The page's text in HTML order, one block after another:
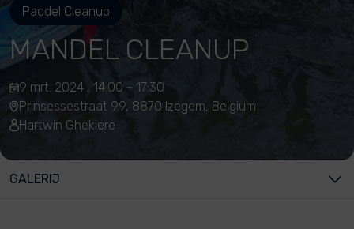
Paddel Cleanup
MANDEL CLEANUP
9 mrt. 2024 , 14:00 - 17:30
Prinsessestraat 99, 8870 Izegem, Belgium
Hartwin Ghekiere
GALERIJ